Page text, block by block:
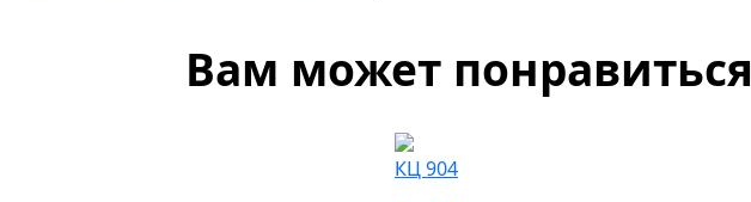
Вам может понравиться
КЦ 904